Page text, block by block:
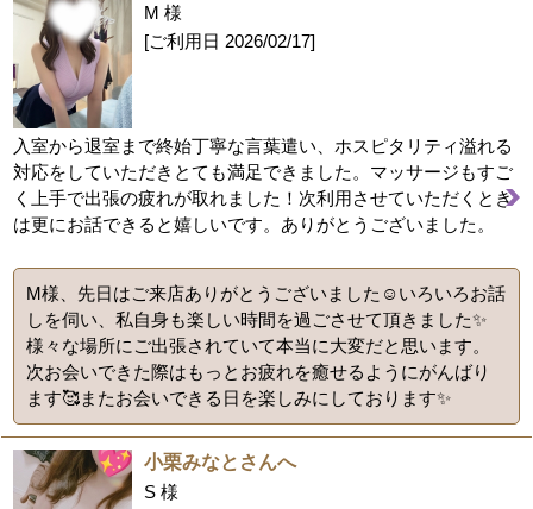
M 様
[ご利用日 2026/02/17]
入室から退室まで終始丁寧な言葉遣い、ホスピタリティ溢れる
対応をしていただきとても満足できました。マッサージもすご
く上手で出張の疲れが取れました！次利用させていただくとき
は更にお話できると嬉しいです。ありがとうございました。
M様、先日はご来店ありがとうございました☺️いろいろお話
しを伺い、私自身も楽しい時間を過ごさせて頂きました✨
様々な場所にご出張されていて本当に大変だと思います。
次お会いできた際はもっとお疲れを癒せるようにがんばり
ます🥰またお会いできる日を楽しみにしております✨
小栗みなとさんへ
S 様